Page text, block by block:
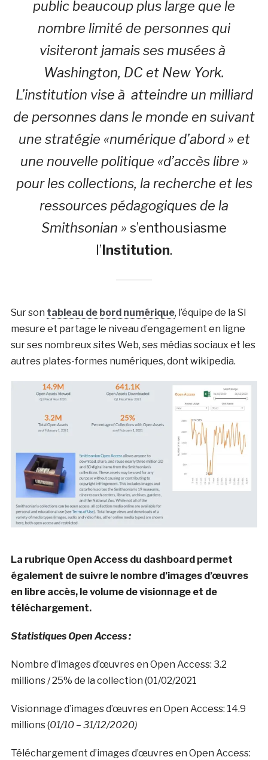
public beaucoup plus large que le
nombre limité de personnes qui
visiteront jamais ses musées à
Washington, DC et New York.
L’institution vise à atteindre un milliard
de personnes dans le monde en suivant
une stratégie «numérique d’abord » et
une nouvelle politique «d’accès libre »
pour les collections, la recherche et les
ressources pédagogiques de la
Smithsonian » s’enthousiasme
l’Institution.
Sur son tableau de bord numérique, l’équipe de la SI
mesure et partage le niveau d’engagement en ligne
sur ses nombreux sites Web, ses médias sociaux et les
autres plates-formes numériques, dont wikipedia.
La rubrique Open Access du dashboard permet
également de suivre le nombre d’images d’œuvres
en libre accès, le volume de visionnage et de
téléchargement.
Statistiques Open Access :
Nombre d’images d’œuvres en Open Access: 3.2
millions / 25% de la collection (01/02/2021
Visionnage d’images d’œuvres en Open Access: 14.9
millions (01/10 – 31/12/2020)
Téléchargement d’images d’œuvres en Open Access: